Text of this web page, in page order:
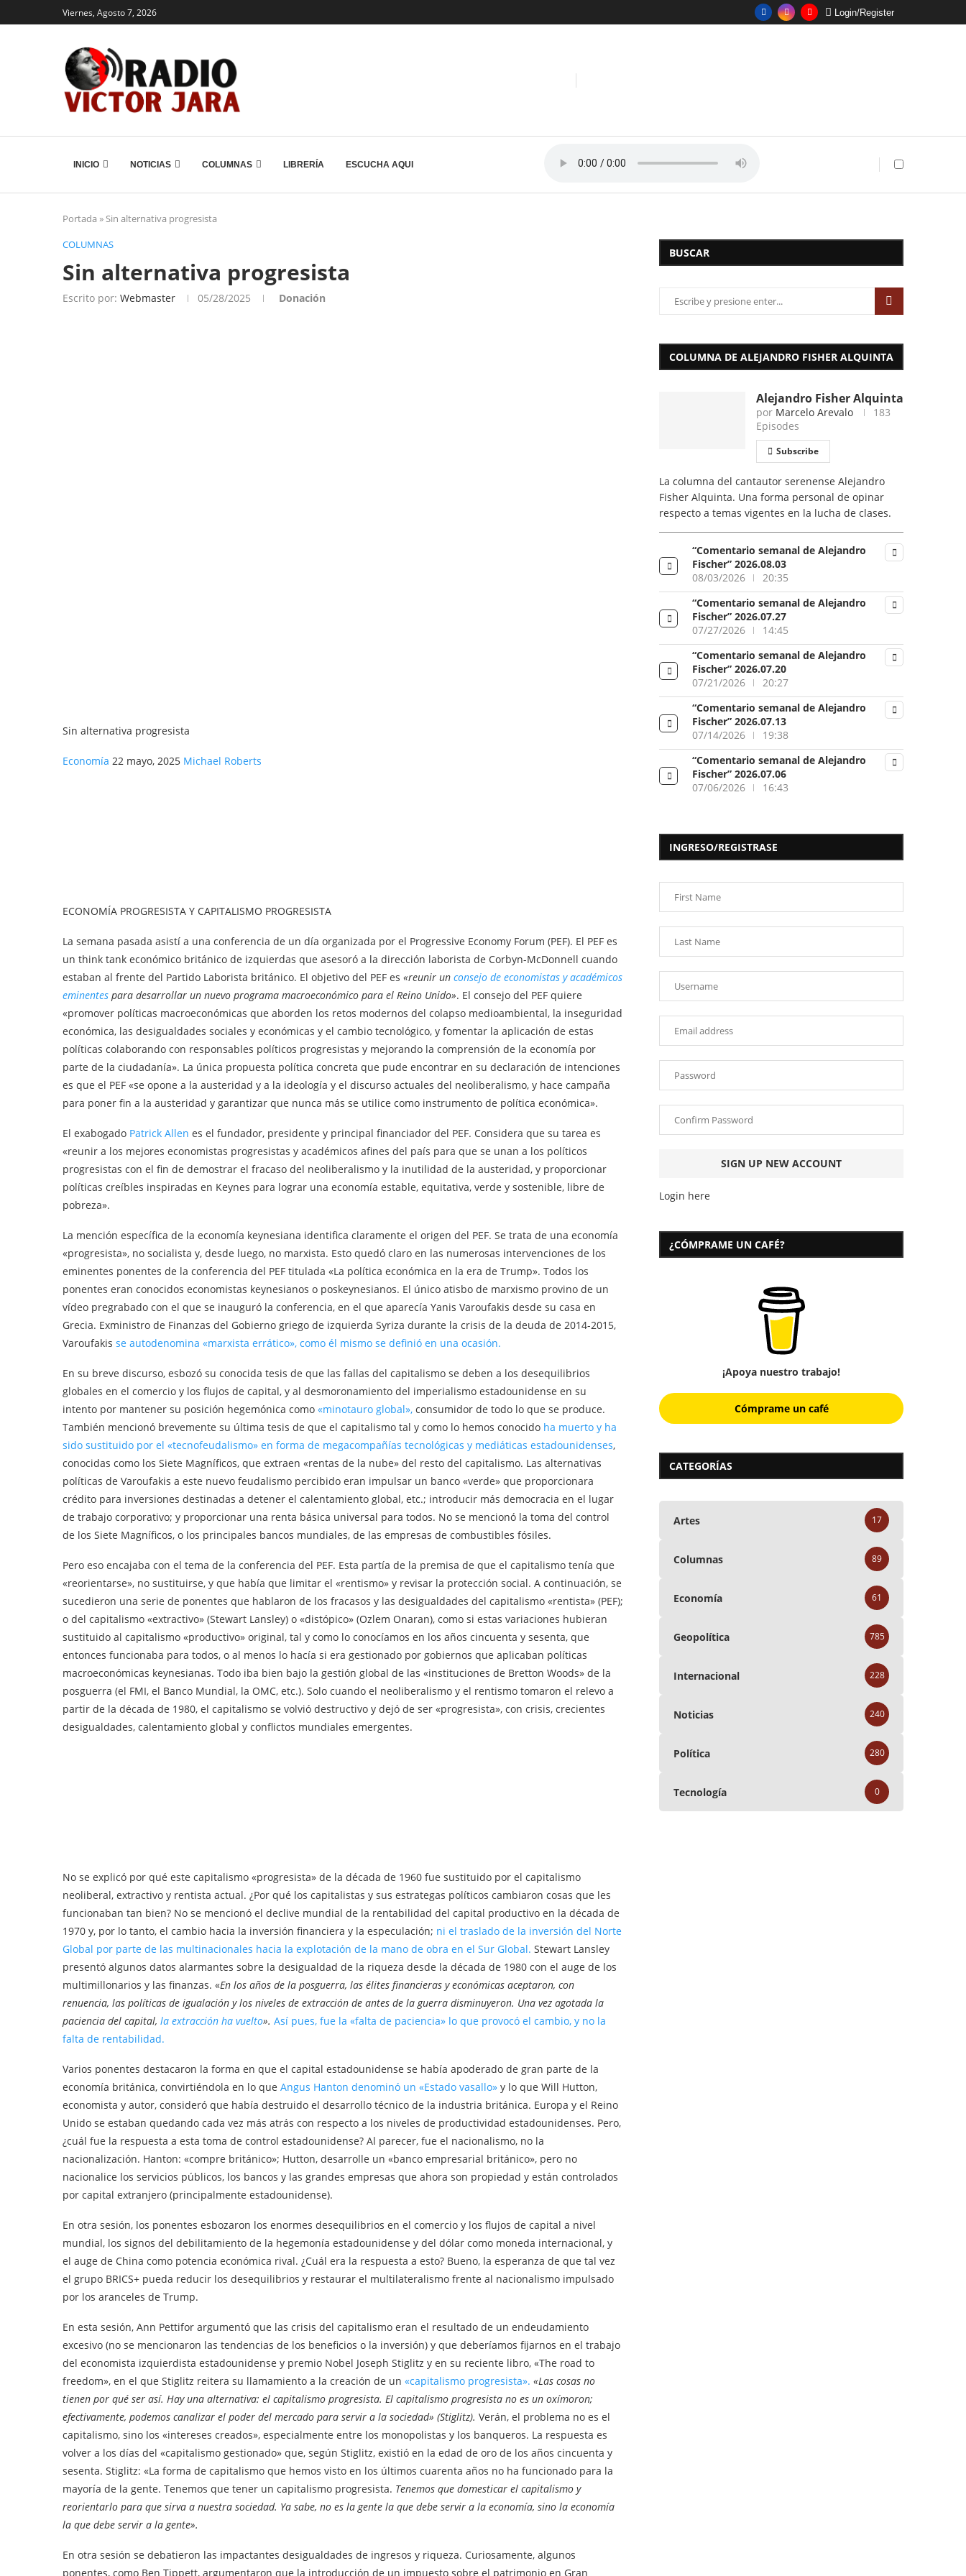
Viernes, Agosto 7, 2026 Login/Register
INICIO NOTICIAS COLUMNAS LIBRERÍA ESCUCHA AQUI
Portada »Sin alternativa progresista
COLUMNAS
Sin alternativa progresista
Escrito por: Webmaster 05/28/2025 Donación
Sin alternativa progresista
Economía 22 mayo, 2025 Michael Roberts
ECONOMÍA PROGRESISTA Y CAPITALISMO PROGRESISTA
La semana pasada asistí a una conferencia de un día organizada por el Progressive Economy Forum (PEF). El PEF es
un think tank económico británico de izquierdas que asesoró a la dirección laborista de Corbyn-McDonnell cuando
estaban al frente del Partido Laborista británico. El objetivo del PEF es «reunir un consejo de economistas y académicos
eminentes para desarrollar un nuevo programa macroeconómico para el Reino Unido». El consejo del PEF quiere
«promover políticas macroeconómicas que aborden los retos modernos del colapso medioambiental, la inseguridad
económica, las desigualdades sociales y económicas y el cambio tecnológico, y fomentar la aplicación de estas
políticas colaborando con responsables políticos progresistas y mejorando la comprensión de la economía por
parte de la ciudadanía». La única propuesta política concreta que pude encontrar en su declaración de intenciones
es que el PEF «se opone a la austeridad y a la ideología y el discurso actuales del neoliberalismo, y hace campaña
para poner fin a la austeridad y garantizar que nunca más se utilice como instrumento de política económica».
El exabogado Patrick Allen es el fundador, presidente y principal financiador del PEF. Considera que su tarea es
«reunir a los mejores economistas progresistas y académicos afines del país para que se unan a los políticos
progresistas con el fin de demostrar el fracaso del neoliberalismo y la inutilidad de la austeridad, y proporcionar
políticas creíbles inspiradas en Keynes para lograr una economía estable, equitativa, verde y sostenible, libre de
pobreza».
La mención específica de la economía keynesiana identifica claramente el origen del PEF. Se trata de una economía
«progresista», no socialista y, desde luego, no marxista. Esto quedó claro en las numerosas intervenciones de los
eminentes ponentes de la conferencia del PEF titulada «La política económica en la era de Trump». Todos los
ponentes eran conocidos economistas keynesianos o poskeynesianos. El único atisbo de marxismo provino de un
vídeo pregrabado con el que se inauguró la conferencia, en el que aparecía Yanis Varoufakis desde su casa en
Grecia. Exministro de Finanzas del Gobierno griego de izquierda Syriza durante la crisis de la deuda de 2014-2015,
Varoufakis se autodenomina «marxista errático», como él mismo se definió en una ocasión.
En su breve discurso, esbozó su conocida tesis de que las fallas del capitalismo se deben a los desequilibrios
globales en el comercio y los flujos de capital, y al desmoronamiento del imperialismo estadounidense en su
intento por mantener su posición hegemónica como «minotauro global», consumidor de todo lo que se produce.
También mencionó brevemente su última tesis de que el capitalismo tal y como lo hemos conocido ha muerto y ha
sido sustituido por el «tecnofeudalismo» en forma de megacompañías tecnológicas y mediáticas estadounidenses,
conocidas como los Siete Magníficos, que extraen «rentas de la nube» del resto del capitalismo. Las alternativas
políticas de Varoufakis a este nuevo feudalismo percibido eran impulsar un banco «verde» que proporcionara
crédito para inversiones destinadas a detener el calentamiento global, etc.; introducir más democracia en el lugar
de trabajo corporativo; y proporcionar una renta básica universal para todos. No se mencionó la toma del control
de los Siete Magníficos, o los principales bancos mundiales, de las empresas de combustibles fósiles.
Pero eso encajaba con el tema de la conferencia del PEF. Esta partía de la premisa de que el capitalismo tenía que
«reorientarse», no sustituirse, y que había que limitar el «rentismo» y revisar la protección social. A continuación, se
sucedieron una serie de ponentes que hablaron de los fracasos y las desigualdades del capitalismo «rentista» (PEF);
o del capitalismo «extractivo» (Stewart Lansley) o «distópico» (Ozlem Onaran), como si estas variaciones hubieran
sustituido al capitalismo «productivo» original, tal y como lo conocíamos en los años cincuenta y sesenta, que
entonces funcionaba para todos, o al menos lo hacía si era gestionado por gobiernos que aplicaban políticas
macroeconómicas keynesianas. Todo iba bien bajo la gestión global de las «instituciones de Bretton Woods» de la
posguerra (el FMI, el Banco Mundial, la OMC, etc.). Solo cuando el neoliberalismo y el rentismo tomaron el relevo a
partir de la década de 1980, el capitalismo se volvió destructivo y dejó de ser «progresista», con crisis, crecientes
desigualdades, calentamiento global y conflictos mundiales emergentes.
No se explicó por qué este capitalismo «progresista» de la década de 1960 fue sustituido por el capitalismo
neoliberal, extractivo y rentista actual. ¿Por qué los capitalistas y sus estrategas políticos cambiaron cosas que les
funcionaban tan bien? No se mencionó el declive mundial de la rentabilidad del capital productivo en la década de
1970 y, por lo tanto, el cambio hacia la inversión financiera y la especulación; ni el traslado de la inversión del Norte
Global por parte de las multinacionales hacia la explotación de la mano de obra en el Sur Global. Stewart Lansley
presentó algunos datos alarmantes sobre la desigualdad de la riqueza desde la década de 1980 con el auge de los
multimillonarios y las finanzas. «En los años de la posguerra, las élites financieras y económicas aceptaron, con
renuencia, las políticas de igualación y los niveles de extracción de antes de la guerra disminuyeron. Una vez agotada la
paciencia del capital, la extracción ha vuelto». Así pues, fue la «falta de paciencia» lo que provocó el cambio, y no la
falta de rentabilidad.
Varios ponentes destacaron la forma en que el capital estadounidense se había apoderado de gran parte de la
economía británica, convirtiéndola en lo que Angus Hanton denominó un «Estado vasallo» y lo que Will Hutton,
economista y autor, consideró que había destruido el desarrollo técnico de la industria británica. Europa y el Reino
Unido se estaban quedando cada vez más atrás con respecto a los niveles de productividad estadounidenses. Pero,
¿cuál fue la respuesta a esta toma de control estadounidense? Al parecer, fue el nacionalismo, no la
nacionalización. Hanton: «compre británico»; Hutton, desarrolle un «banco empresarial británico», pero no
nacionalice los servicios públicos, los bancos y las grandes empresas que ahora son propiedad y están controlados
por capital extranjero (principalmente estadounidense).
En otra sesión, los ponentes esbozaron los enormes desequilibrios en el comercio y los flujos de capital a nivel
mundial, los signos del debilitamiento de la hegemonía estadounidense y del dólar como moneda internacional, y
el auge de China como potencia económica rival. ¿Cuál era la respuesta a esto? Bueno, la esperanza de que tal vez
el grupo BRICS+ pueda reducir los desequilibrios y restaurar el multilateralismo frente al nacionalismo impulsado
por los aranceles de Trump.
En esta sesión, Ann Pettifor argumentó que las crisis del capitalismo eran el resultado de un endeudamiento
excesivo (no se mencionaron las tendencias de los beneficios o la inversión) y que deberíamos fijarnos en el trabajo
del economista izquierdista estadounidense y premio Nobel Joseph Stiglitz y en su reciente libro, «The road to
freedom», en el que Stiglitz reitera su llamamiento a la creación de un «capitalismo progresista». «Las cosas no
tienen por qué ser así. Hay una alternativa: el capitalismo progresista. El capitalismo progresista no es un oxímoron;
efectivamente, podemos canalizar el poder del mercado para servir a la sociedad» (Stiglitz). Verán, el problema no es el
capitalismo, sino los «intereses creados», especialmente entre los monopolistas y los banqueros. La respuesta es
volver a los días del «capitalismo gestionado» que, según Stiglitz, existió en la edad de oro de los años cincuenta y
sesenta. Stiglitz: «La forma de capitalismo que hemos visto en los últimos cuarenta años no ha funcionado para la
mayoría de la gente. Tenemos que tener un capitalismo progresista. Tenemos que domesticar el capitalismo y
reorientarlo para que sirva a nuestra sociedad. Ya sabe, no es la gente la que debe servir a la economía, sino la economía
la que debe servir a la gente».
En otra sesión se debatieron las impactantes desigualdades de ingresos y riqueza. Curiosamente, algunos
ponentes, como Ben Tippett, argumentaron que la introducción de un impuesto sobre el patrimonio en Gran
BUSCAR
COLUMNA DE ALEJANDRO FISHER ALQUINTA
Alejandro Fisher Alquinta
por Marcelo Arevalo
183
Episodes
Subscribe
La columna del cantautor serenense Alejandro
Fisher Alquinta. Una forma personal de opinar
respecto a temas vigentes en la lucha de clases.
“Comentario semanal de Alejandro
Fischer” 2026.08.03
08/03/2026
20:35
“Comentario semanal de Alejandro
Fischer” 2026.07.27
07/27/2026
14:45
“Comentario semanal de Alejandro
Fischer” 2026.07.20
07/21/2026
20:27
“Comentario semanal de Alejandro
Fischer” 2026.07.13
07/14/2026
19:38
“Comentario semanal de Alejandro
Fischer” 2026.07.06
07/06/2026
16:43
INGRESO/REGISTRASE
Login here
¿CÓMPRAME UN CAFÉ?
¡Apoya nuestro trabajo!
Cómprame un café
CATEGORÍAS
Artes 17
Columnas 89
Economía 61
Geopolítica 785
Internacional 228
Noticias 240
Política 280
Tecnología 0